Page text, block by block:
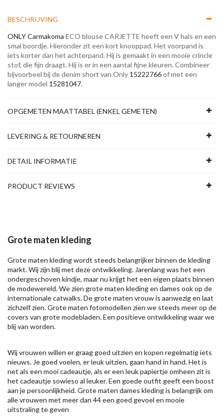
BESCHRIJVING
ONLY Carmakoma ECO blouse CARJETTE heeft een V hals en een
smal boordje. Hieronder zit een kort knooppad. Het voorpand is
iets korter dan het achterpand. Hij is gemaakt in een mooie crincle
stof, die fijn draagt. Hij is er in een aantal fijne kleuren. Combineer
bijvoorbeel bij de denim short van Only 15222766of met een
langer model 15281047.
OPGEMETEN MAATTABEL (ENKEL GEMETEN)
LEVERING & RETOURNEREN
DETAIL INFORMATIE
PRODUCT REVIEWS
Grote maten kleding
Grote maten kleding wordt steeds belangrijker binnen de kleding
markt. Wij zijn blij met deze ontwikkeling. Jarenlang was het een
ondergeschoven kindje, maar nu krijgt het een eigen plaats binnen
de modewereld. We zien grote maten kleding en dames ook op de
internationale catwalks. De grote maten vrouw is aanwezig en laat
zichzelf zien. Grote maten fotomodellen zien we steeds meer op de
covers van grote modebladen. Een positieve ontwikkeling waar we
blij van worden.
Wij vrouwen willen er graag goed uitzien en kopen regelmatig iets
nieuws. Je goed voelen, er leuk uitzien, gaan hand in hand. Het is
net als een mooi cadeautje, als er een leuk papiertje omheen zit is
het cadeautje sowieso al leuker. Een goede outfit geeft een boost
aan je persoonlijkheid. Grote maten dames kleding is belangrijk om
alle vrouwen met meer dan 44 een goed gevoel en mooie
uitstraling te geven